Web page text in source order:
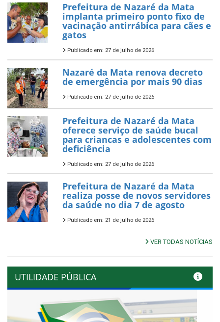
Prefeitura de Nazaré da Mata
implanta primeiro ponto fixo de
vacinação antirrábica para cães e
gatos
Publicado em: 27 de julho de 2026
Nazaré da Mata renova decreto
de emergência por mais 90 dias
Publicado em: 27 de julho de 2026
Prefeitura de Nazaré da Mata
oferece serviço de saúde bucal
para criancas e adolescentes com
deficiência
Publicado em: 27 de julho de 2026
Prefeitura de Nazaré da Mata
realiza posse de novos servidores
da saúde no dia 7 de agosto
Publicado em: 21 de julho de 2026
VER TODAS NOTÍCIAS
UTILIDADE PÚBLICA